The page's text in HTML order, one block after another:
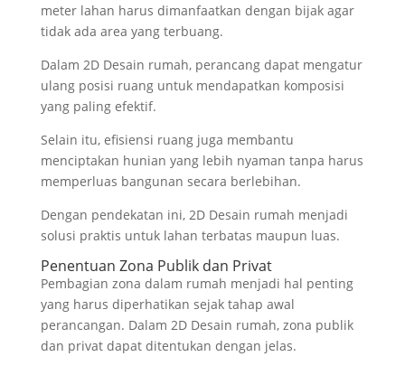
meter lahan harus dimanfaatkan dengan bijak agar
tidak ada area yang terbuang.
Dalam 2D Desain rumah, perancang dapat mengatur
ulang posisi ruang untuk mendapatkan komposisi
yang paling efektif.
Selain itu, efisiensi ruang juga membantu
menciptakan hunian yang lebih nyaman tanpa harus
memperluas bangunan secara berlebihan.
Dengan pendekatan ini, 2D Desain rumah menjadi
solusi praktis untuk lahan terbatas maupun luas.
Penentuan Zona Publik dan Privat
Pembagian zona dalam rumah menjadi hal penting
yang harus diperhatikan sejak tahap awal
perancangan. Dalam 2D Desain rumah, zona publik
dan privat dapat ditentukan dengan jelas.